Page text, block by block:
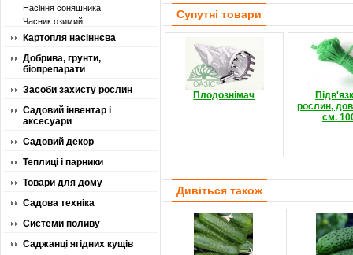
Насіння соняшника
Часник озимий
Картопля насіннєва
Добрива, грунти,
біопрепарати
Засоби захисту рослин
Садовий інвентар і
аксесуари
Садовий декор
Теплиці і парники
Товари для дому
Садова техніка
Системи поливу
Саджанці ягідних кущів
Супутні товари
Плодознімач
рослин,
см.
Дивіться також